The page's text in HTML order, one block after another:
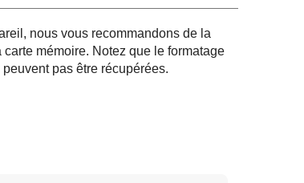
nous vous recommandons de la
mémoire. Notez que le formatage
pas être récupérées.